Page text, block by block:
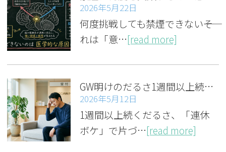
2026年5月22日
何度挑戦しても禁煙できない――そ
れは「意…[read more]
GW明けのだるさ1週間以上続く？受診すべきか判るセルフチェック
2026年5月12日
1週間以上続くだるさ、「連休
ボケ」で片づ…[read more]